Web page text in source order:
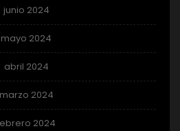
junio 2024
mayo 2024
abril 2024
marzo 2024
2024